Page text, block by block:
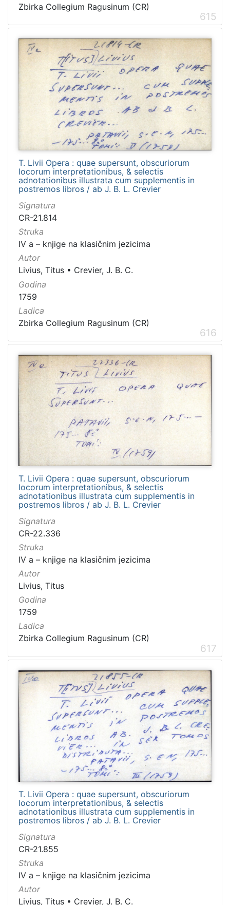
Zbirka Collegium Ragusinum (CR)
615
T. Livii Opera : quae supersunt, obscuriorum
locorum interpretationibus, & selectis
adnotationibus illustrata cum supplementis in
postremos libros / ab J. B. L. Crevier
Signatura
CR-21.814
Struka
IV a – knjige na klasičnim jezicima
Autor
Livius, Titus • Crevier, J. B. C.
Godina
1759
Ladica
Zbirka Collegium Ragusinum (CR)
616
T. Livii Opera : quae supersunt, obscuriorum
locorum interpretationibus, & selectis
adnotationibus illustrata cum supplementis in
postremos libros / ab J. B. L. Crevier
Signatura
CR-22.336
Struka
IV a – knjige na klasičnim jezicima
Autor
Livius, Titus
Godina
1759
Ladica
Zbirka Collegium Ragusinum (CR)
617
T. Livii Opera : quae supersunt, obscuriorum
locorum interpretationibus, & selectis
adnotationibus illustrata cum supplementis in
postremos libros / ab J. B. L. Crevier
Signatura
CR-21.855
Struka
IV a – knjige na klasičnim jezicima
Autor
Livius, Titus • Crevier, J. B. C.